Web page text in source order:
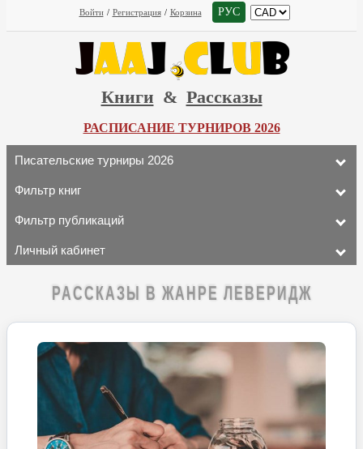
Войти / Регистрация / Корзина РУС
Книги & Рассказы
РАСПИСАНИЕ ТУРНИРОВ 2026
Писательские турниры 2026
Фильтр книг
Фильтр публикаций
Личный кабинет
РАССКАЗЫ В ЖАНРЕ ЛЕВЕРИДЖ